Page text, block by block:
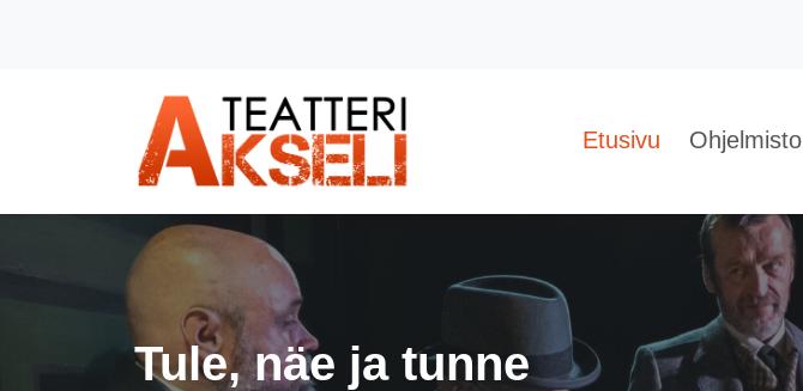
Etusivu Ohjelmisto
Tule, näe ja tunne